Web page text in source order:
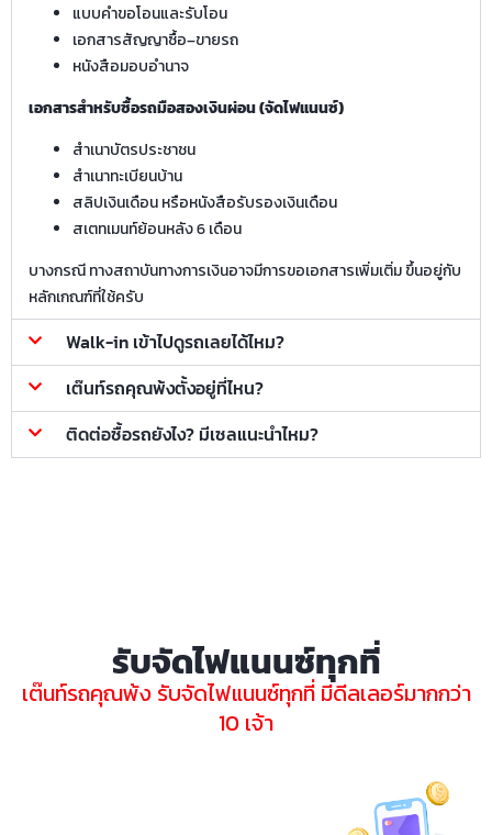
แบบคำขอโอนและรับโอน
เอกสารสัญญาซื้อ–ขายรถ
หนังสือมอบอำนาจ
เอกสารสำหรับซื้อรถมือสองเงินผ่อน (จัดไฟแนนซ์)
สำเนาบัตรประชาชน
สำเนาทะเบียนบ้าน
สลิปเงินเดือน หรือหนังสือรับรองเงินเดือน
สเตทเมนท์ย้อนหลัง 6 เดือน
บางกรณี ทางสถาบันทางการเงินอาจมีการขอเอกสารเพิ่มเติ่ม ขึ้นอยู่กับ
หลักเกณฑ์ที่ใช้ครับ
Walk-in เข้าไปดูรถเลยได้ไหม?
เต๊นท์รถคุณพ้งตั้งอยู่ที่ไหน?
ติดต่อซื้อรถยังไง? มีเซลแนะนำไหม?
รับจัดไฟแนนซ์ทุกที่
เต๊นท์รถคุณพ้ง รับจัดไฟแนนซ์ทุกที่ มีดีลเลอร์มากกว่า
10 เจ้า